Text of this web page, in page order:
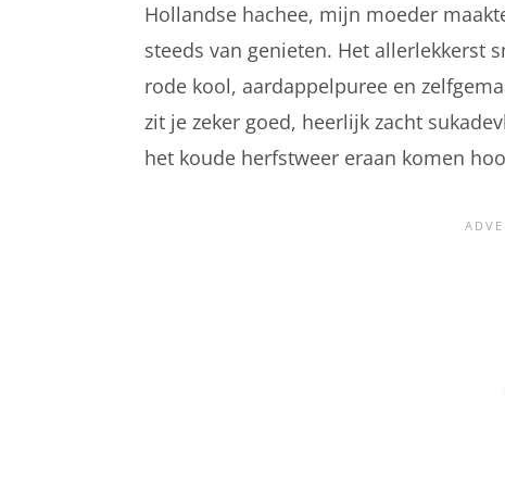
Hollandse hachee, mijn moeder
steeds van genieten. Het allerlekkerst
rode kool, aardappelpuree en
zit je zeker goed, heerlijk zacht
het koude herfstweer eraan komen